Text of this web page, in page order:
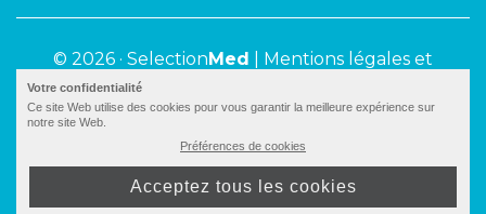
© 2026 · SelectionMed
Mentions légales et
politique de confidentialité
Votre confidentialité
Ce site Web utilise des cookies pour vous garantir la meilleure expérience sur
notre site Web.
Préférences de cookies
Acceptez tous les cookies